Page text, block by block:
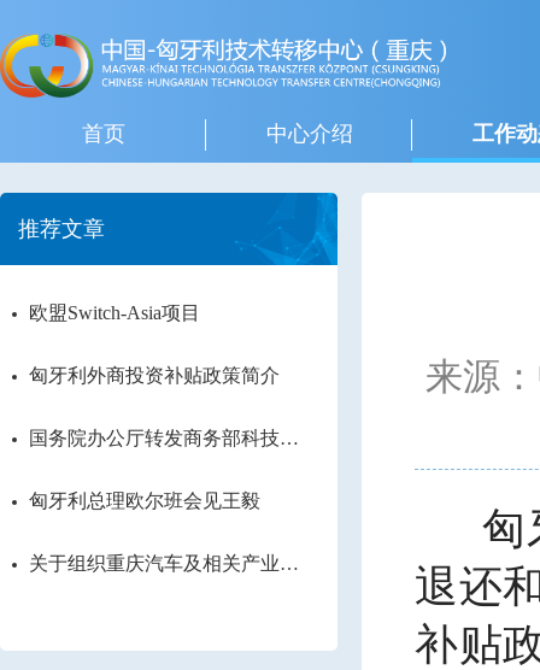
首页 中心介绍 工作
来源
匈
退还
补贴
推荐文章
欧盟Switch-Asia项目
匈牙利外商投资补贴政策简介
国务院办公厅转发商务部科技部
发中心若干措施的通知
匈牙利总理欧尔班会见王毅
关于组织重庆汽车及相关产业企